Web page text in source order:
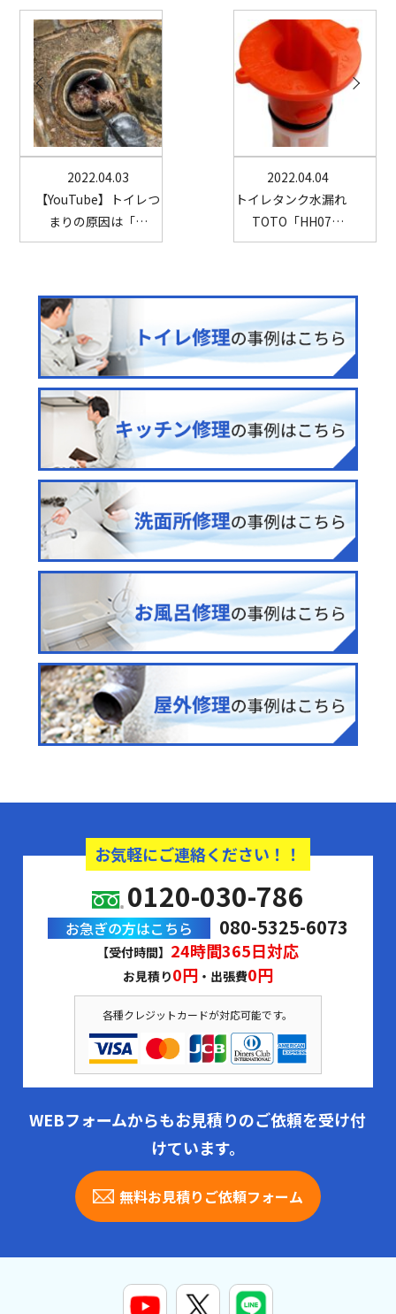
2022.04.03
【YouTube】トイレつ
まりの原因は「…
2022.04.04
トイレタンク水漏れ
TOTO「HH07…
お気軽にご連絡ください！！
0120-030-786
お急ぎの方はこちら 080-5325-6073
【受付時間】 24時間365日対応
お見積り0円 ・出張費0円
各種クレジットカードが対応可能です。
WEBフォームからもお見積りのご依頼を受け付
けています。
無料お見積りご依頼フォーム